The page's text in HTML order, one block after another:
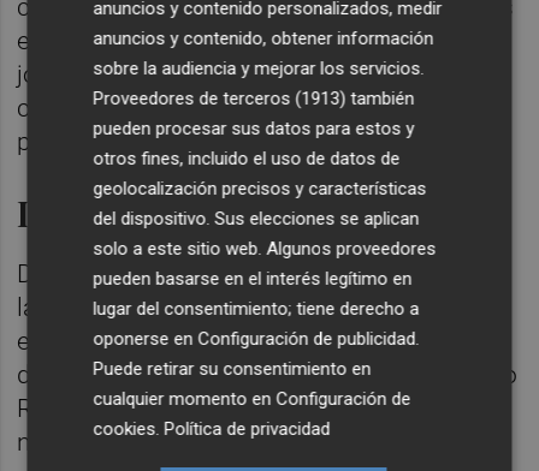
concretas para ayuntamientos, identificados
en el presupuesto, "dirigidas a realizar
jornadas sobre el Reino de València y la
cultura valenciana, sin que la AVL haya
participado de esta decisión".
Lo Rat Penat
Del mismo modo, señala que "la agresión a
la autonomía de la institución estatutaria se
evidencia de forma palmaria en el capítulo 7
destinado a la rehabilitación de la sede de Lo
Rat Penat, una entidad que no respeta la
normativa oficial".
anuncios y contenido personalizados, medir
anuncios y contenido, obtener información
sobre la audiencia y mejorar los servicios.
Proveedores de terceros (1913) también
pueden procesar sus datos para estos y
otros fines, incluido el uso de datos de
geolocalización precisos y características
del dispositivo. Sus elecciones se aplican
solo a este sitio web. Algunos proveedores
pueden basarse en el interés legítimo en
lugar del consentimiento; tiene derecho a
oponerse enConfiguración de publicidad
Puede retirar su consentimiento en
cualquier momento enConfiguración de
cookies .Política de privacidad